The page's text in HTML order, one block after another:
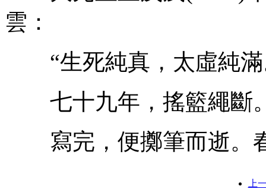
雲：
“生死純真，太虛純滿
七十九年，搖籃繩斷
寫完，便擲筆而逝。
上